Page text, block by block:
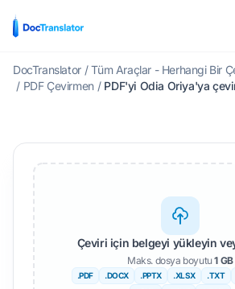
DocTranslator / Tüm Araçlar - Herhangi Bir
/ PDF Çevirmen / PDF'yi Odia Oriya'ya
Çeviri için belgeyi yükleyin
Maks. dosya boyutu1 GB
.PDF .DOCX .PPTX .XLSX .TXT